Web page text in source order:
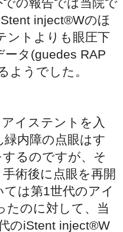
inject®Wのほ
ントよりも眼圧下
タ(guedes RAP
ようでした。
イステントを入
内障の点眼はす
るのですが、そ
術後に点眼を再開
は第1世代のアイ
たのに対して、当
のiStent inject®W